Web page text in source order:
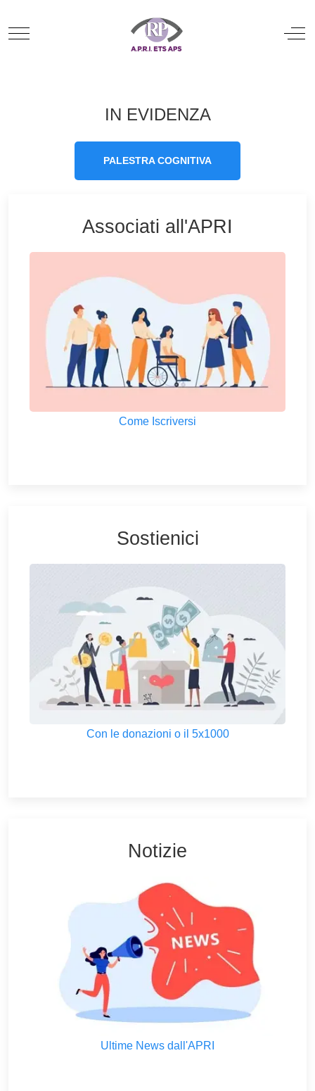
Mobile Menu Toggle Off-
IN EVIDENZA
PALESTRA COGNITIVA
Associati all'APRI
Come Iscriversi
Sostienici
Con le donazioni o il 5x1000
Notizie
Ultime News dall'APRI